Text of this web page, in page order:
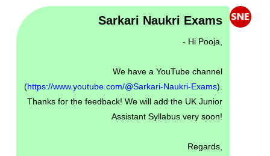
Sarkari Naukri Exams
- Hi Pooja,
We have a YouTube channel
(https://www.youtube.com/@Sarkari-Naukri-Exams).
Thanks for the feedback! We will add the UK Junior
Assistant Syllabus very soon!
Regards,